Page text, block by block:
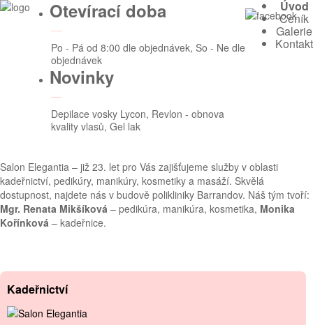
Úvod
Ceník
Galerie
Kontakt
Otevírací doba
Po - Pá od 8:00 dle objednávek, So - Ne dle
objednávek
Novinky
Depilace vosky Lycon, Revlon - obnova
kvality vlasů, Gel lak
Salon Elegantia – již 23. let pro Vás zajišťujeme služby v oblasti
kadeřnictví, pedikúry, manikúry, kosmetiky a masáží. Skvělá
dostupnost, najdete nás v budově polikliniky Barrandov. Náš tým tvoří:
Mgr. Renata Mikšíková – pedikúra, manikúra, kosmetika, Monika
Kořínková – kadeřnice.
Kadeřnictví